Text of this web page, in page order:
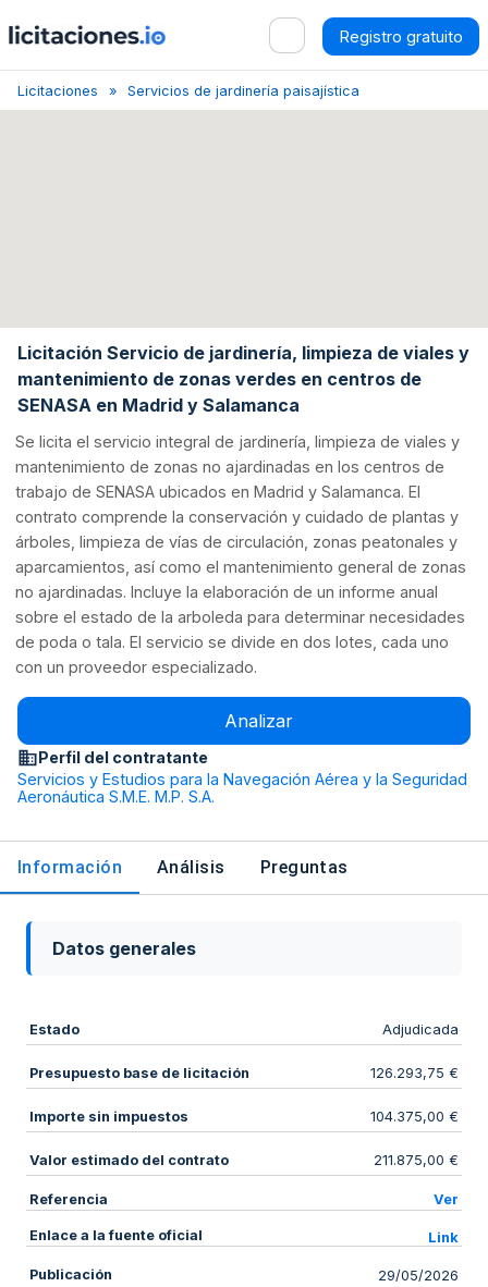
Registro gratuito
Licitaciones Servicios de jardinería paisajística
Licitación Servicio de jardinería, limpieza de viales y
mantenimiento de zonas verdes en centros de
SENASA en Madrid y Salamanca
Se licita el servicio integral de jardinería, limpieza de viales y
mantenimiento de zonas no ajardinadas en los centros de
trabajo de SENASA ubicados en Madrid y Salamanca. El
contrato comprende la conservación y cuidado de plantas y
árboles, limpieza de vías de circulación, zonas peatonales y
aparcamientos, así como el mantenimiento general de zonas
no ajardinadas. Incluye la elaboración de un informe anual
sobre el estado de la arboleda para determinar necesidades
de poda o tala. El servicio se divide en dos lotes, cada uno
con un proveedor especializado.
Analizar
Perfil del contratante
Servicios y Estudios para la Navegación Aérea y la Seguridad
Aeronáutica S.M.E. M.P. S.A.
Información Análisis Preguntas
Datos generales
Estado Adjudicada
Presupuesto base de licitación 126.293,75 €
Importe sin impuestos 104.375,00 €
Valor estimado del contrato 211.875,00 €
Referencia Ver
Enlace a la fuente oficial Link
Publicación 29/05/2026